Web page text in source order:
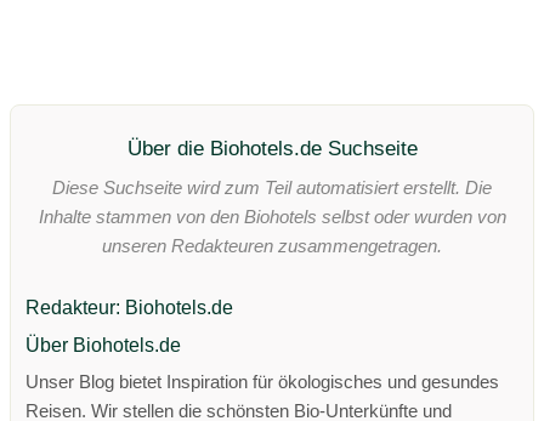
Über die Biohotels.de Suchseite
Diese Suchseite wird zum Teil automatisiert erstellt. Die
Inhalte stammen von den Biohotels selbst oder wurden von
unseren Redakteuren zusammengetragen.
Redakteur: Biohotels.de
Über Biohotels.de
Unser Blog bietet Inspiration für ökologisches und gesundes
Reisen. Wir stellen die schönsten Bio-Unterkünfte und